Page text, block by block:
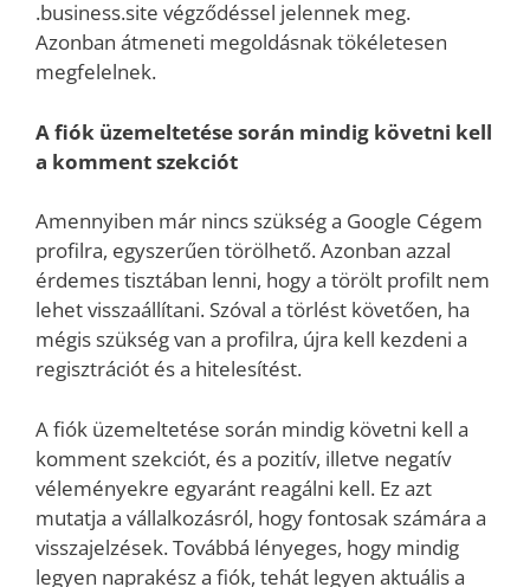
.business.site végződéssel jelennek meg.
Azonban átmeneti megoldásnak tökéletesen
megfelelnek.
A fiók üzemeltetése során mindig követni kell
a komment szekciót
Amennyiben már nincs szükség a Google Cégem
profilra, egyszerűen törölhető. Azonban azzal
érdemes tisztában lenni, hogy a törölt profilt nem
lehet visszaállítani. Szóval a törlést követően, ha
mégis szükség van a profilra, újra kell kezdeni a
regisztrációt és a hitelesítést.
A fiók üzemeltetése során mindig követni kell a
komment szekciót, és a pozitív, illetve negatív
véleményekre egyaránt reagálni kell. Ez azt
mutatja a vállalkozásról, hogy fontosak számára a
visszajelzések. Továbbá lényeges, hogy mindig
legyen naprakész a fiók, tehát legyen aktuális a